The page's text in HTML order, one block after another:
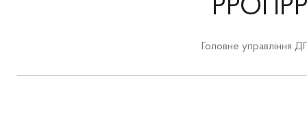
Головне управління